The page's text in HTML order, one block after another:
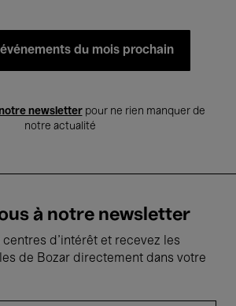
événements du mois prochain
newsletterpour ne rien manquer de
notre actualité
à notre newsletter
centres d'intérêt et recevez les
de Bozar directement dans votre